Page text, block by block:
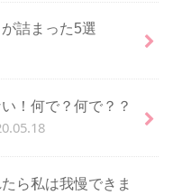
詰まった5選
！何で？何で？？
ら私は我慢できま